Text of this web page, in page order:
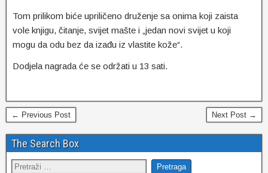
Tom prilikom biće upriličeno druženje sa onima koji zaista
vole knjigu, čitanje, svijet mašte i „jedan novi svijet u koji
mogu da odu bez da izađu iz vlastite kože“.
Dodjela nagrada će se održati u 13 sati.
← Previous Post Next Post →
The Search Box